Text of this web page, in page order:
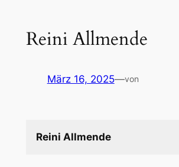
Reini Allmende
März 16, 2025—von
Reini Allmende